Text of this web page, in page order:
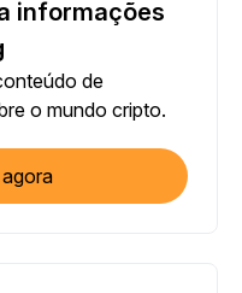
informações
de
o mundo cripto.